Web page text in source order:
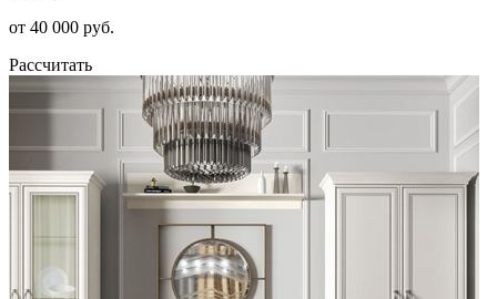
от 40 000 руб.
Рассчитать